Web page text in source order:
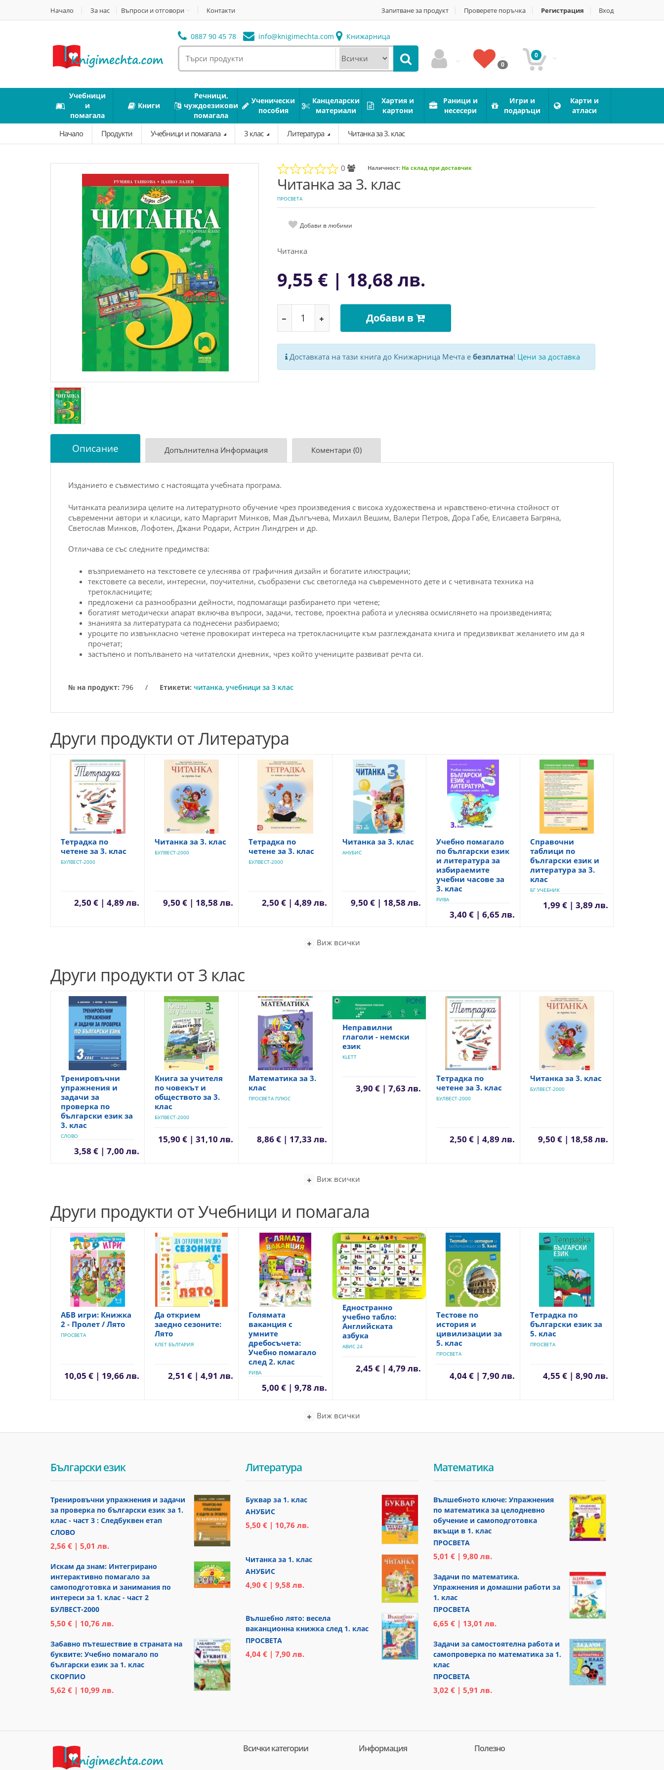
Начало За нас Въпроси и отговори Контакти Запитване за продукт Проверете поръчка Регистрация Вход
0887 90 45 78 info@knigimechta.com Книжарница
0
0
Учебници
и
помагала
Книги
Речници,
чуждоезикови
помагала
Ученически
пособия
Канцеларски
материали
Хартия и
картони
Раници и
несесери
Игри и
подаръци
Карти и
атласи
Начало Продукти Учебници и помагала 3 клас Литература Читанка за 3. клас
0 Наличност: На склад при доставчик
Читанка за 3. клас
ПРОСВЕТА
Добави в любими
Читанка
9,55 € | 18,68 лв.
Добави в
Доставката на тази книга до Книжарница Мечта е безплатна! Цени за доставка
Описание Допълнителна Информация Коментари (0)
Изданието е съвместимо с настоящата учебната програма.
Читанката реализира целите на литературното обучение чрез произведения с висока художествена и нравствено-етична стойност от
съвременни автори и класици, като Маргарит Минков, Мая Дългъчева, Михаил Вешим, Валери Петров, Дора Габе, Елисавета Багряна,
Светослав Минков, Лофотен, Джани Родари, Астрин Линдгрен и др.
Отличава се със следните предимства:
възприемането на текстовете се улеснява от графичния дизайн и богатите илюстрации;
текстовете са весели, интересни, поучителни, съобразени със светогледа на съвременното дете и с четивната техника на
третокласниците;
предложени са разнообразни дейности, подпомагащи разбирането при четене;
богатият методически апарат включва въпроси, задачи, тестове, проектна работа и улеснява осмислянето на произведенията;
знанията за литературата са поднесени разбираемо;
уроците по извънкласно четене провокират интереса на третокласниците към разглежданата книга и предизвикват желанието им да я
прочетат;
застъпено и попълването на читателски дневник, чрез който учениците развиват речта си.
№ на продукт: 796 / Етикети: читанка, учебници за 3 клас
Други продукти от Литература
Тетрадка по
четене за 3. клас
БУЛВЕСТ-2000
2,50 € | 4,89 лв.
Читанка за 3. клас
БУЛВЕСТ-2000
9,50 € | 18,58 лв.
Тетрадка по
четене за 3. клас
БУЛВЕСТ-2000
2,50 € | 4,89 лв.
Читанка за 3. клас
АНУБИС
9,50 € | 18,58 лв.
Учебно помагало
по български език
и литература за
избираемите
учебни часове за
3. клас
РИВА
3,40 € | 6,65 лв.
Справочни
таблици по
български език и
литература за 3.
клас
БГ УЧЕБНИК
1,99 € | 3,89 лв.
Виж всички
Други продукти от 3 клас
Тренировъчни
упражнения и
задачи за
проверка по
български език за
3. клас
СЛОВО
3,58 € | 7,00 лв.
Книга за учителя
по човекът и
обществото за 3.
клас
БУЛВЕСТ-2000
15,90 € | 31,10 лв.
Математика за 3.
клас
ПРОСВЕТА ПЛЮС
8,86 € | 17,33 лв.
Неправилни
глаголи - немски
език
KLETT
3,90 € | 7,63 лв.
Тетрадка по
четене за 3. клас
БУЛВЕСТ-2000
2,50 € | 4,89 лв.
Читанка за 3. клас
БУЛВЕСТ-2000
9,50 € | 18,58 лв.
Виж всички
Други продукти от Учебници и помагала
АБВ игри: Книжка
2 - Пролет / Лято
ПРОСВЕТА
10,05 € | 19,66 лв.
Да открием
заедно сезоните:
Лято
КЛЕТ БЪЛГАРИЯ
2,51 € | 4,91 лв.
Голямата
ваканция с
умните
дребосъчета:
Учебно помагало
след 2. клас
РИВА
5,00 € | 9,78 лв.
Едностранно
учебно табло:
Английската
азбука
АВИС 24
2,45 € | 4,79 лв.
Тестове по
история и
цивилизации за
5. клас
ПРОСВЕТА
4,04 € | 7,90 лв.
Тетрадка по
български език за
5. клас
ПРОСВЕТА
4,55 € | 8,90 лв.
Виж всички
Български език
Тренировъчни упражнения и задачи
за проверка по български език за 1.
клас - част 3 : Следбуквен етап
СЛОВО
2,56 € | 5,01 лв.
Искам да знам: Интегрирано
интерактивно помагало за
самоподготовка и занимания по
интереси за 1. клас - част 2
БУЛВЕСТ-2000
5,50 € | 10,76 лв.
Забавно пътешествие в страната на
буквите: Учебно помагало по
български език за 1. клас
СКОРПИО
5,62 € | 10,99 лв.
Литература
Буквар за 1. клас
АНУБИС
5,50 € | 10,76 лв.
Читанка за 1. клас
АНУБИС
4,90 € | 9,58 лв.
Вълшебно лято: весела
ваканционна книжка след 1. клас
ПРОСВЕТА
4,04 € | 7,90 лв.
Математика
Вълшебното ключе: Упражнения
по математика за целодневно
обучение и самоподготовка
вкъщи в 1. клас
ПРОСВЕТА
5,01 € | 9,80 лв.
Задачи по математика.
Упражнения и домашни работи за
1. клас
ПРОСВЕТА
6,65 € | 13,01 лв.
Задачи за самостоятелна работа и
самопроверка по математика за 1.
клас
ПРОСВЕТА
3,02 € | 5,91 лв.
Всички категории Информация Полезно